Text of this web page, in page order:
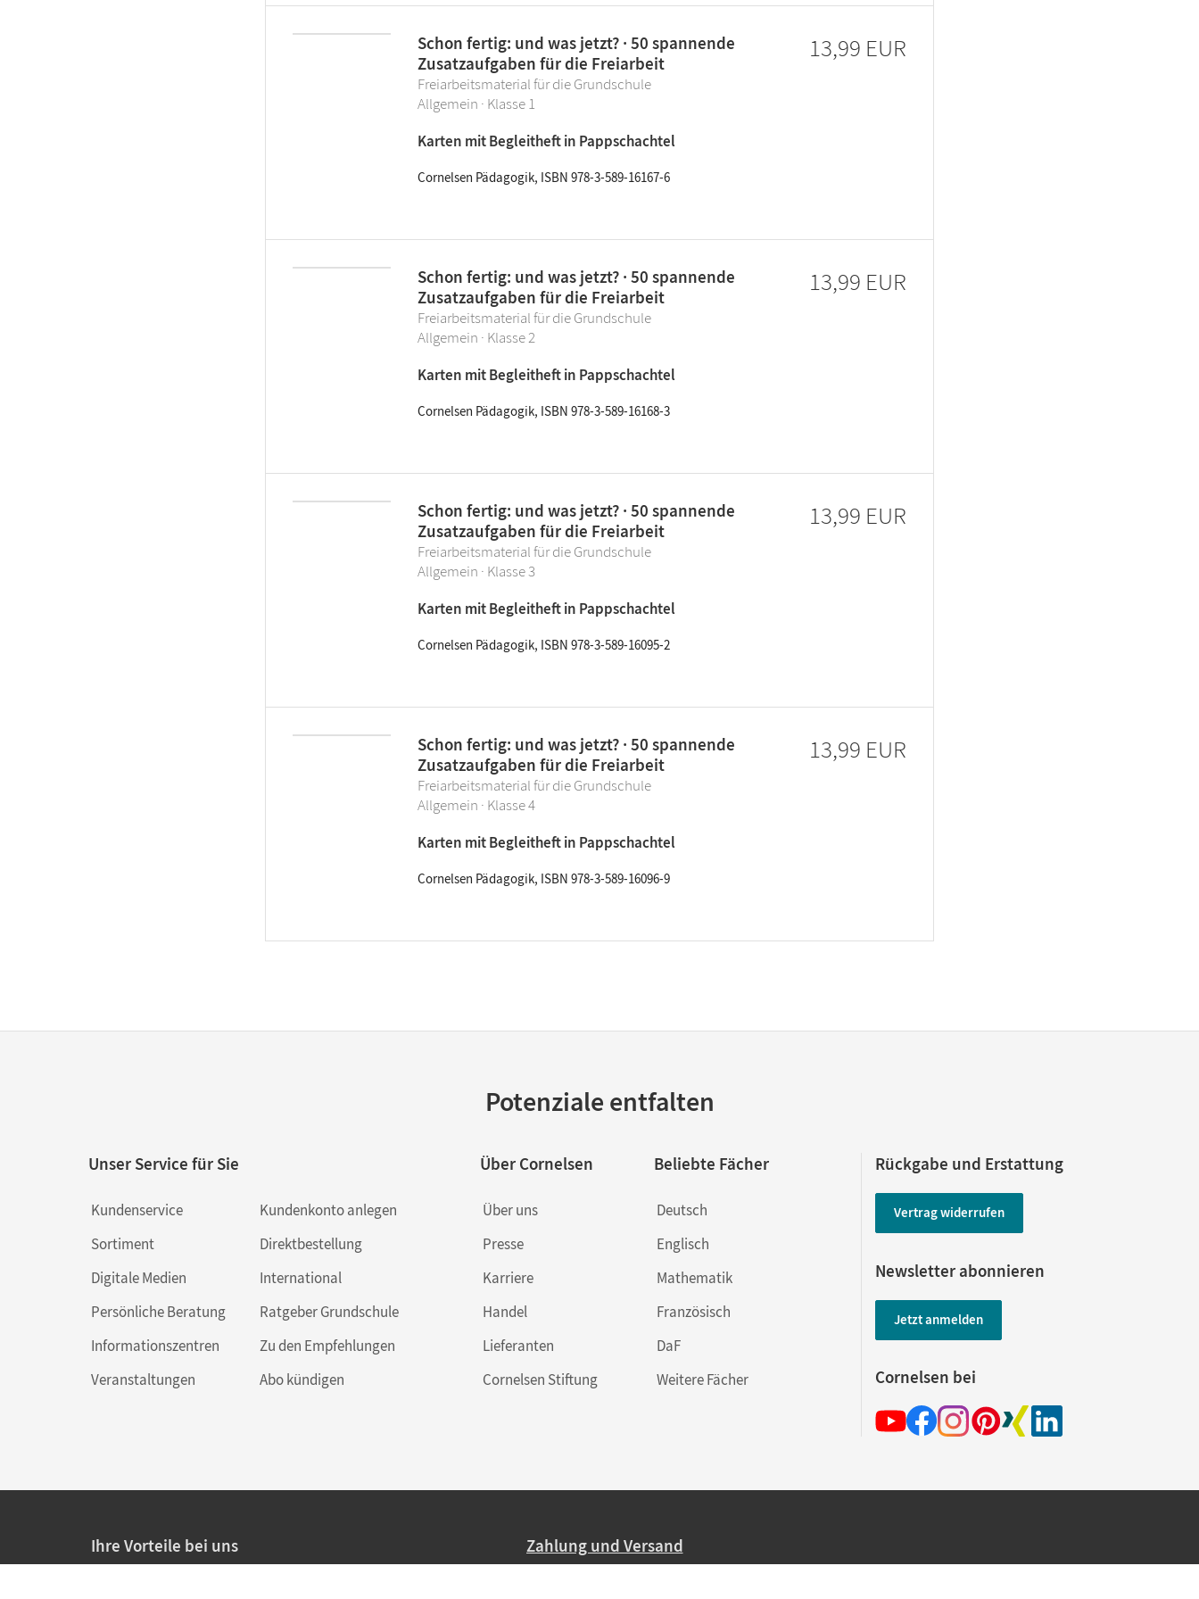
Schon fertig: und was jetzt? · 50 spannende
Zusatzaufgaben für die Freiarbeit
Freiarbeitsmaterial für die Grundschule
Allgemein · Klasse 1
Karten mit Begleitheft in Pappschachtel
Cornelsen Pädagogik, ISBN 978-3-589-16167-6
13,99 EUR
Schon fertig: und was jetzt? · 50 spannende
Zusatzaufgaben für die Freiarbeit
Freiarbeitsmaterial für die Grundschule
Allgemein · Klasse 2
Karten mit Begleitheft in Pappschachtel
Cornelsen Pädagogik, ISBN 978-3-589-16168-3
13,99 EUR
Schon fertig: und was jetzt? · 50 spannende
Zusatzaufgaben für die Freiarbeit
Freiarbeitsmaterial für die Grundschule
Allgemein · Klasse 3
Karten mit Begleitheft in Pappschachtel
Cornelsen Pädagogik, ISBN 978-3-589-16095-2
13,99 EUR
Schon fertig: und was jetzt? · 50 spannende
Zusatzaufgaben für die Freiarbeit
Freiarbeitsmaterial für die Grundschule
Allgemein · Klasse 4
Karten mit Begleitheft in Pappschachtel
Cornelsen Pädagogik, ISBN 978-3-589-16096-9
13,99 EUR
Potenziale entfalten
Unser Service für Sie
Kundenservice
Sortiment
Digitale Medien
Persönliche Beratung
Informationszentren
Veranstaltungen
Kundenkonto anlegen
Direktbestellung
International
Ratgeber Grundschule
Zu den Empfehlungen
Abo kündigen
Über Cornelsen
Über uns
Presse
Karriere
Handel
Lieferanten
Cornelsen Stiftung
Beliebte Fächer
Deutsch
Englisch
Mathematik
Französisch
DaF
Weitere Fächer
Rückgabe und Erstattung
Vertrag widerrufen
Newsletter abonnieren
Jetzt anmelden
Cornelsen bei
Ihre Vorteile bei uns Zahlung und Versand